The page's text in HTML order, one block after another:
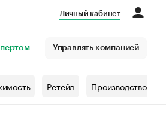
Личный кабинет
Управлять компанией
Ретейл Производство